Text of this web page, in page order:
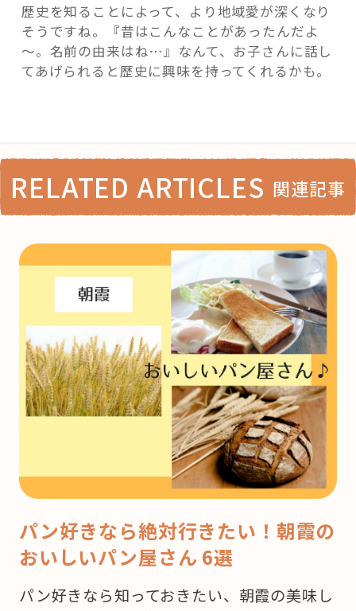
歴史を知ることによって、より地域愛が深くなり
そうですね。『昔はこんなことがあったんだよ
～。名前の由来はね…』なんて、お子さんに話し
てあげられると歴史に興味を持ってくれるかも。
RELATED ARTICLES 関連記事
パン好きなら絶対行きたい！朝霞の
おいしいパン屋さん 6選
パン好きなら知っておきたい、朝霞の美味し